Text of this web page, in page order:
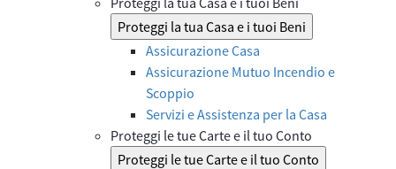
Proteggi la tua Casa e i tuoi Beni
Assicurazione Casa
Assicurazione Mutuo Incendio e
Scoppio
Servizi e Assistenza per la Casa
Proteggi le tue Carte e il tuo Conto
Proteggi le tue Carte e il tuo Conto